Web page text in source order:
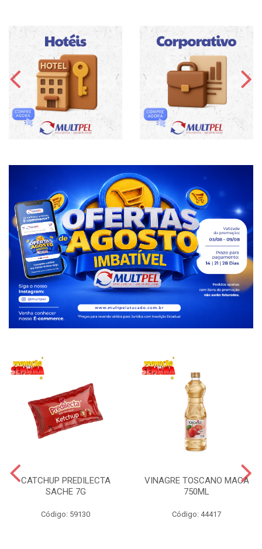
CATCHUP PREDILECTA
SACHE 7G
Código: 59130
VINAGRE TOSCANO MACA
750ML
Código: 44417